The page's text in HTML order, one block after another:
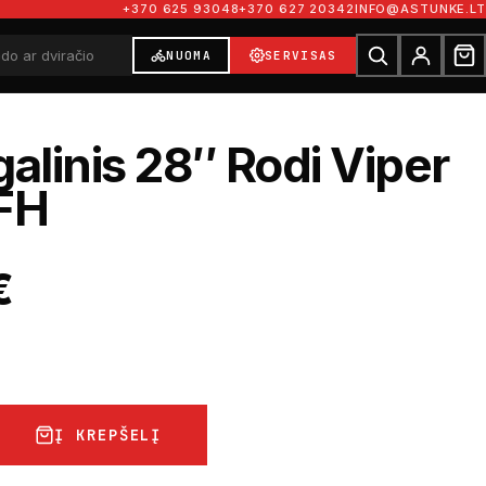
+370 625 93048+370 627 20342INFO@ASTUNKE.LT
NUOMA SERVISAS
28″ Rodi Viper
Į KREPŠELĮ